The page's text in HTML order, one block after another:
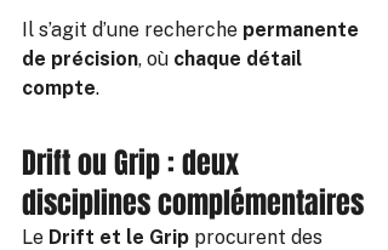
Il s’agit d’une recherche permanente
de précision, où chaque détail
compte.
Drift ou Grip : deux
disciplines complémentaires
Le Drift et le Grip procurent des